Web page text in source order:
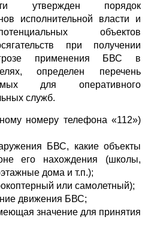
утвержден порядок
исполнительной власти и
объектов
при получении
применения БВС в
определен перечень
для оперативного
служб.
номеру телефона «112»)
БВС, какие объекты
его нахождения (школы,
дома и т.п.);
или самолетный);
движения БВС;
значение для принятия